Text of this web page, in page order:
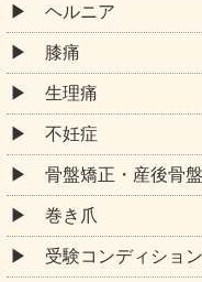
ヘルニア
膝痛
生理痛
不妊症
骨盤矯正・産後骨
巻き爪
受験コンディショ